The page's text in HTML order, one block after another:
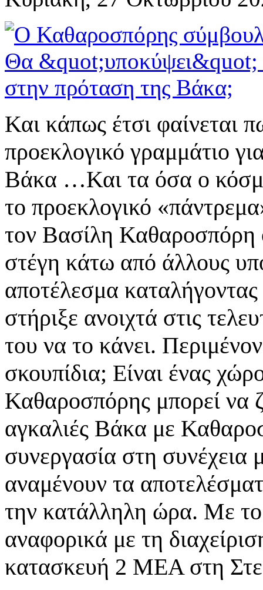
Και κάπως έτσι φαίνεται
προεκλογικό γραμμάτιο
Βάκα …Και τα όσα ο
το προεκλογικό
τον Βασίλη Καθαροσπόρη
στέγη κάτω από άλλους
αποτέλεσμα
στήριξε ανοιχτά στις
του να το κάνει.
σκουπίδια; Είναι ένας
Καθαροσπόρης μπορεί να
αγκαλιές Βάκα με
συνεργασία στη συνέχεια
αναμένουν τα
την κατάλληλη ώρα. Με το
αναφορικά με τη
κατασκευή 2 ΜΕΑ στη